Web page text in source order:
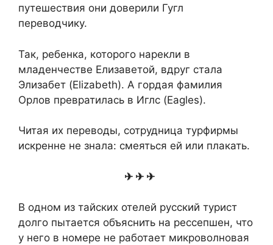
путешествия они доверили Гугл
переводчику.
Так, ребенка, которого нарекли в
младенчестве Елизаветой, вдруг стала
Элизабет (Elizabeth). А гордая фамилия
Орлов превратилась в Иглс (Eagles).
Читая их переводы, сотрудница турфирмы
искренне не знала: смеяться ей или плакать.
✈ ✈ ✈
В одном из тайских отелей русский турист
долго пытается объяснить на рессепшен, что
у него в номере не работает микроволновая